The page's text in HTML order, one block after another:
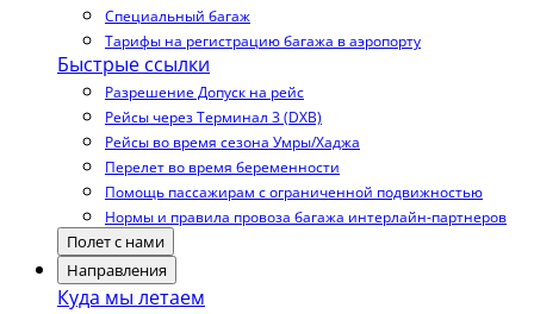
Специальный багаж
Тарифы на регистрацию багажа в аэропорту
Быстрые ссылки
Разрешение Допуск на рейс
Рейсы через Терминал 3 (DXB)
Рейсы во время сезона Умры/Хаджа
Перелет во время беременности
Помощь пассажирам с ограниченной подвижностью
Нормы и правила провоза багажа интерлайн-партнеров
Полет с нами
Направления
Куда мы летаем